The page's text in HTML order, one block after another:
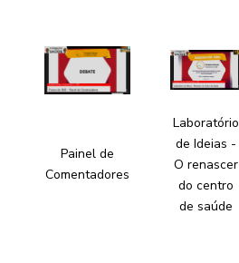
Painel de
Comentadores
Laboratório
de Ideias -
O renascer
do centro
de saúde